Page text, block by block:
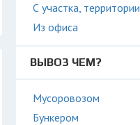
С участка, территории
Из офиса
ВЫВОЗ ЧЕМ?
Мусоровозом
Бункером